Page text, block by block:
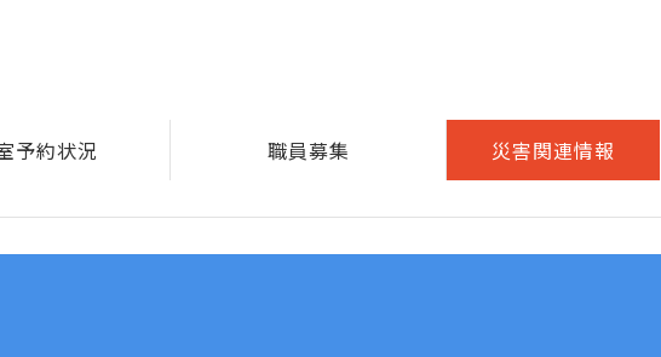
予約状況 職員募集 災害関連情報